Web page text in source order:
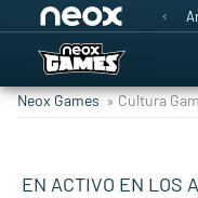
Neox Games » Cultura
EN ACTIVO EN LOS